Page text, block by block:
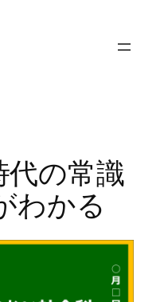
代の常識
わかる